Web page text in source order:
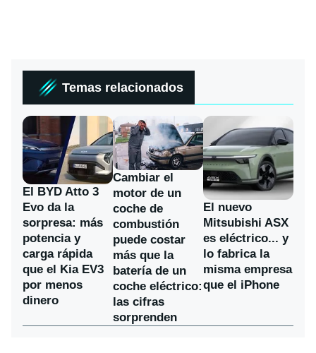
Temas relacionados
El BYD Atto 3
Evo da la
sorpresa: más
potencia y
carga rápida
que el Kia EV3
por menos
dinero
Cambiar el
motor de un
coche de
combustión
puede costar
más que la
batería de un
coche eléctrico:
las cifras
sorprenden
El nuevo
Mitsubishi ASX
es eléctrico... y
lo fabrica la
misma empresa
que el iPhone